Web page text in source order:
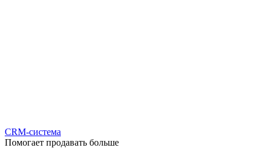
CRM-система
Помогает продавать больше